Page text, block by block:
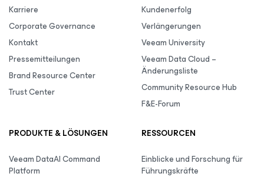
Karriere
Corporate Governance
Kontakt
Pressemitteilungen
Brand Resource Center
Trust Center
Kundenerfolg
Verlängerungen
Veeam University
Veeam Data Cloud –
Änderungsliste
Community Resource Hub
F&E-Forum
PRODUKTE & LÖSUNGEN
Veeam DataAI Command
Platform
RESSOURCEN
Einblicke und Forschung für
Führungskräfte